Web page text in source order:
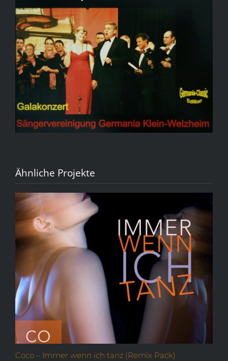
Ähnliche Projekte
Coco – Immer wenn ich tanz (Remix Pack)